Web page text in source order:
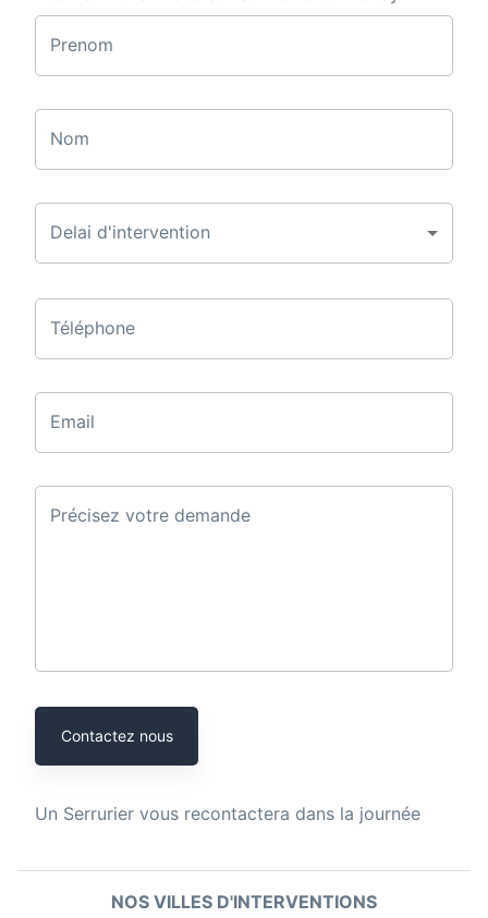
Prenom
Nom
Delai d'intervention
Téléphone
Email
Précisez votre demande
Contactez nous
Un Serrurier vous recontactera dans la journée
NOS VILLES D'INTERVENTIONS